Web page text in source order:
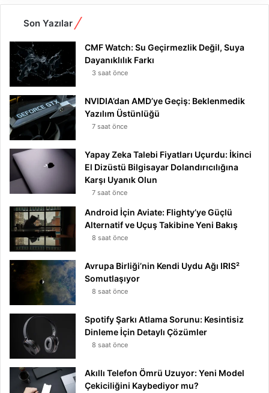
Son Yazılar
CMF Watch: Su Geçirmezlik Değil, Suya
Dayanıklılık Farkı
3 saat önce
NVIDIA’dan AMD’ye Geçiş: Beklenmedik
Yazılım Üstünlüğü
7 saat önce
Yapay Zeka Talebi Fiyatları Uçurdu: İkinci
El Dizüstü Bilgisayar Dolandırıcılığına
Karşı Uyanık Olun
7 saat önce
Android İçin Aviate: Flighty’ye Güçlü
Alternatif ve Uçuş Takibine Yeni Bakış
8 saat önce
Avrupa Birliği’nin Kendi Uydu Ağı IRIS²
Somutlaşıyor
8 saat önce
Spotify Şarkı Atlama Sorunu: Kesintisiz
Dinleme İçin Detaylı Çözümler
8 saat önce
Akıllı Telefon Ömrü Uzuyor: Yeni Model
Çekiciliğini Kaybediyor mu?